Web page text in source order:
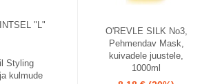
"L"
Styling
kulmude
O'REVLE SILK No3,
Pehmendav Mask,
kuivadele juustele,
1000ml